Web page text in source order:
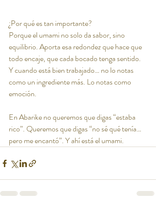
¿Por qué es tan importante?
Porque el umami no solo da sabor, sino
equilibrio. Aporta esa redondez que hace que
todo encaje, que cada bocado tenga sentido.
Y cuando está bien trabajado… no lo notas
como un ingrediente más. Lo notas como
emoción.
En Abarike no queremos que digas “estaba
rico”. Queremos que digas “no sé qué tenía…
pero me encantó”. Y ahí está el umami.